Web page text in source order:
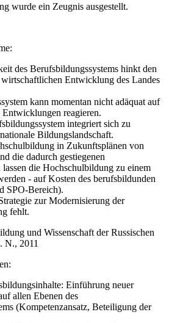
wurde ein Zeugnis ausgestellt.
des Berufsbildungssystems hinkt den
Entwicklung des Landes
kann momentan nicht adäquat auf
reagieren.
integriert sich zu
Bildungslandschaft.
in Zukunftsplänen von
die dadurch gestiegenen
lassen die Hochschulbildung zu einem
- auf Kosten des berufsbildunden
SPO-Bereich).
zur Modernisierung der
fehlt.
und Wissenschaft der Russischen
N., 2011
Einführung neuer
allen Ebenen des
(Kompetenzansatz, Beteiligung der